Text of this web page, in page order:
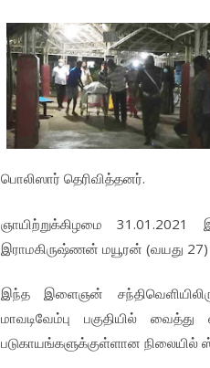
பொலிஸார் தெரிவித்தனர்.
ஞாயிற்றுக்கிழமை 31.01.2021
இராமகிருஷ்ணன் மயூரன் (வயது 27)
இந்த இளைஞன்
மாவடிவேம்பு பகுதியில் வைத்து
படுகாயங்களுக்குள்ளான நிலையில்